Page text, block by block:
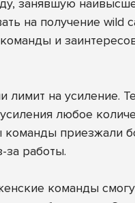
занявшую
на получение
и
на усиление.
любое
команды приезжали
за работы.
команды